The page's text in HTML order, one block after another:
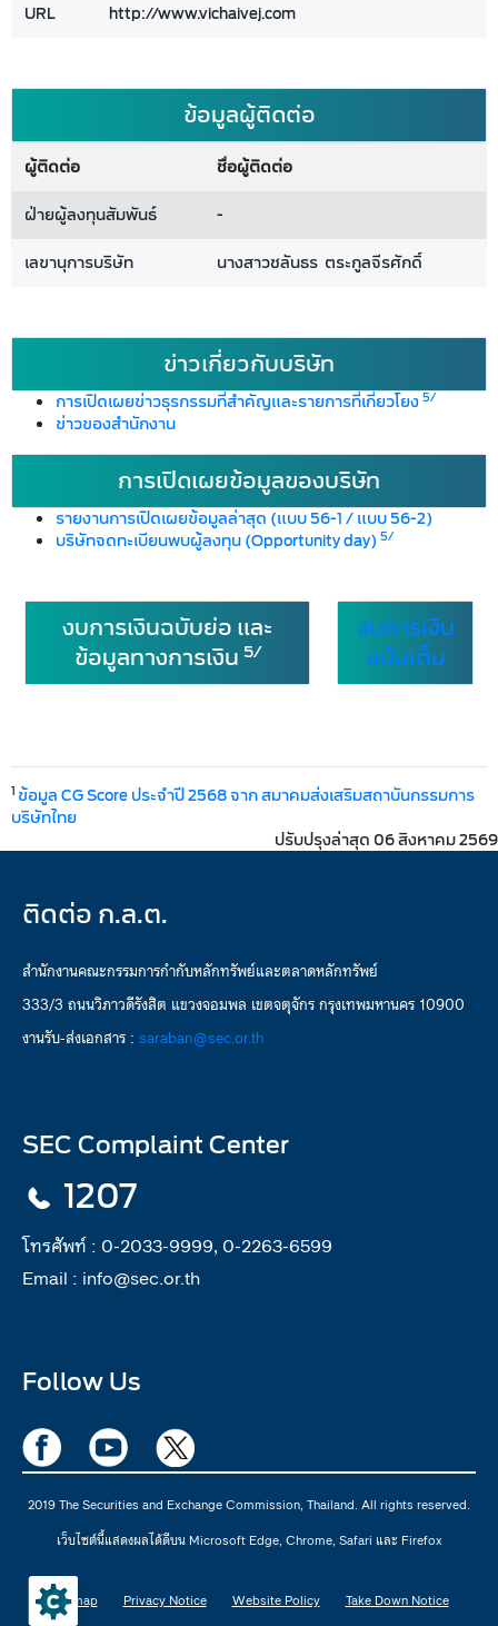
URL http://www.vichaivej.com
ข้อมูลผู้ติดต่อ
ผู้ติดต่อ
ชื่อผู้ติดต่อ
ฝ่ายผู้ลงทุนสัมพันธ์
-
เลขานุการบริษัท
นางสาวชลันธร ตระกูลจีรศักดิ์
ข่าวเกี่ยวกับบริษัท
การเปิดเผยข่าวธุรกรรมที่สำคัญและรายการที่เกี่ยวโยง5/
ข่าวของสำนักงาน
การเปิดเผยข้อมูลของบริษัท
รายงานการเปิดเผยข้อมูลล่าสุด (แบบ 56-1 / แบบ 56-2)
บริษัทจดทะเบียนพบผู้ลงทุน (Opportunity day) 5/
งบการเงินฉบับย่อ และ
ข้อมูลทางการเงิน 5/
งบการเงิน
ฉบับเต็ม
1 ข้อมูล CG Score ประจำปี 2568 จาก สมาคมส่งเสริมสถาบันกรรมการ
บริษัทไทย
ปรับปรุงล่าสุด 06 สิงหาคม 2569
ติดต่อ ก.ล.ต.
สำนักงานคณะกรรมการกำกับหลักทรัพย์และตลาดหลักทรัพย์
333/3 ถนนวิภาวดีรังสิต แขวงจอมพล เขตจตุจักร กรุงเทพมหานคร 10900
งานรับ-ส่งเอกสาร : saraban@sec.or.th
SEC Complaint Center
1207
โทรศัพท์ : 0-2033-9999, 0-2263-6599
Email : info@sec.or.th
Follow Us
2019 The Securities and Exchange Commission, Thailand. All rights reserved.
เว็บไซต์นี้แสดงผลได้ดีบน Microsoft Edge, Chrome, Safari และ Firefox
Sitemap Privacy Notice Website Policy Take Down Notice